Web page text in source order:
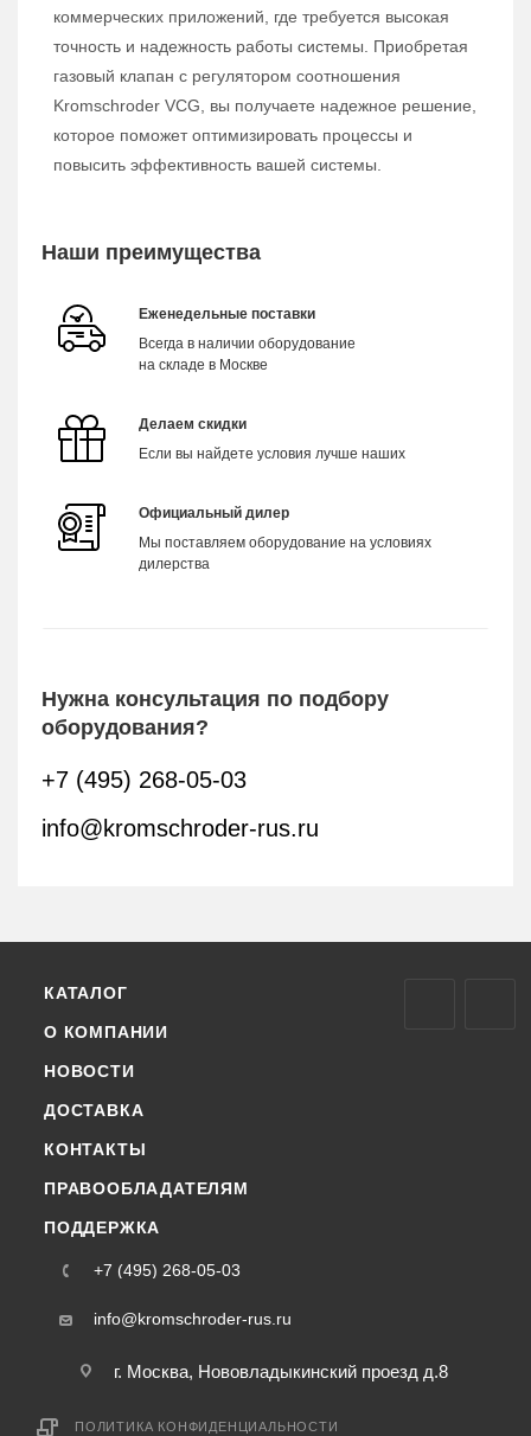
коммерческих приложений, где требуется высокая
точность и надежность работы системы. Приобретая
газовый клапан с регулятором соотношения
Kromschroder VCG, вы получаете надежное решение,
которое поможет оптимизировать процессы и
повысить эффективность вашей системы.
Наши преимущества
Еженедельные поставки
Всегда в наличии оборудование
на складе в Москве
Делаем скидки
Если вы найдете условия лучше наших
Официальный дилер
Мы поставляем оборудование на условиях
дилерства
Нужна консультация по подбору
оборудования?
+7 (495) 268-05-03
info@kromschroder-rus.ru
КАТАЛОГ
О КОМПАНИИ
НОВОСТИ
ДОСТАВКА
КОНТАКТЫ
ПРАВООБЛАДАТЕЛЯМ
ПОДДЕРЖКА
+7 (495) 268-05-03
info@kromschroder-rus.ru
г. Москва, Нововладыкинский проезд д.8
ПОЛИТИКА КОНФИДЕНЦИАЛЬНОСТИ